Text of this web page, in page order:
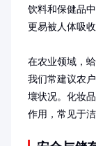
饮料和保健品
更易被人体吸收
在农业领域，
我们常建议农
壤状况。化妆
作用，常见于